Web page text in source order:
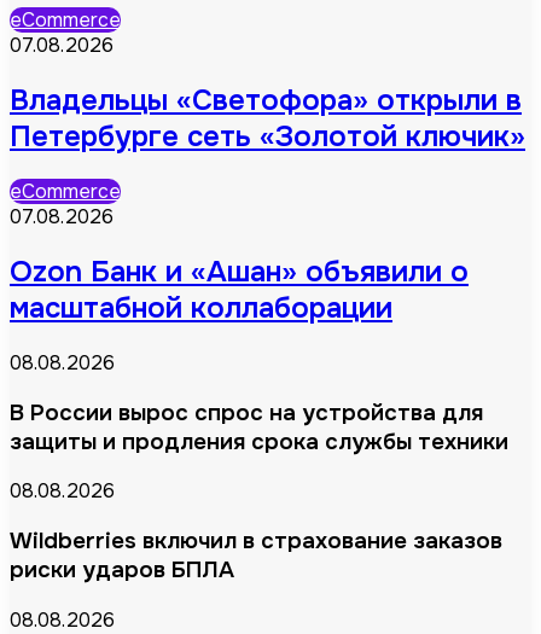
eCommerce
07.08.2026
Владельцы «Светофора» открыли в
Петербурге сеть «Золотой ключик»
eCommerce
07.08.2026
Ozon Банк и «Ашан» объявили о
масштабной коллаборации
08.08.2026
В России вырос спрос на устройства для
защиты и продления срока службы техники
08.08.2026
Wildberries включил в страхование заказов
риски ударов БПЛА
08.08.2026